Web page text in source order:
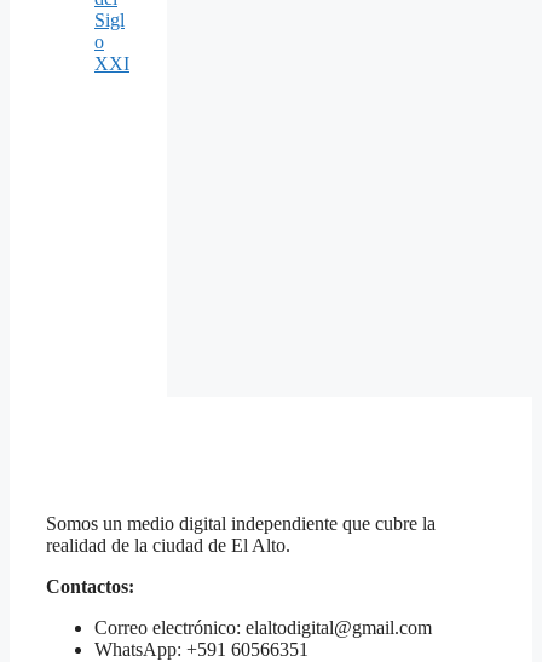
Sigl
o
XXI
Somos un medio digital independiente que cubre la
realidad de la ciudad de El Alto.
Contactos:
Correo electrónico: elaltodigital@gmail.com
WhatsApp: +591 60566351